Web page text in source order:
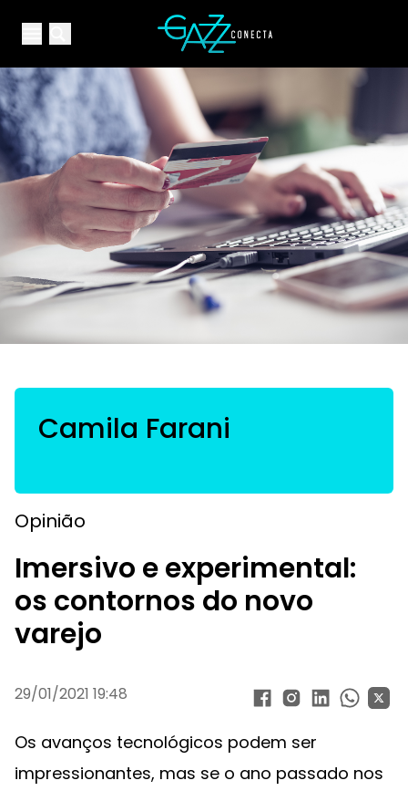
Open main menuYour Company
Camila Farani
Opinião
Imersivo e experimental:
os contornos do novo
varejo
29/01/2021 19:48
Os avanços tecnológicos podem ser
impressionantes, mas se o ano passado nos